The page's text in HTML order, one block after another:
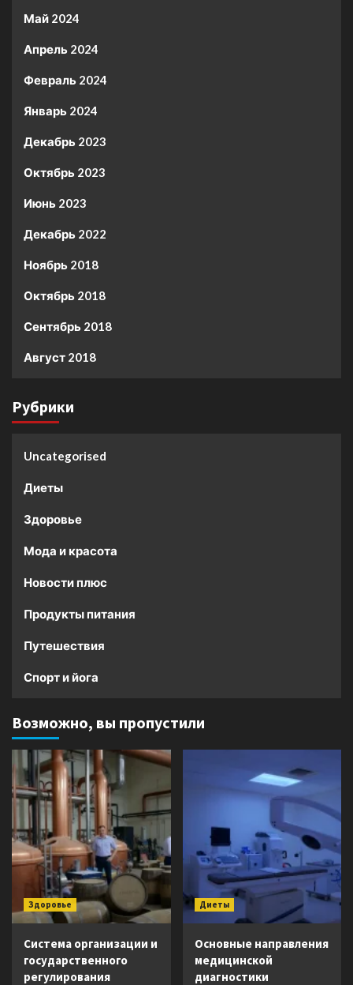
Май 2024
Апрель 2024
Февраль 2024
Январь 2024
Декабрь 2023
Октябрь 2023
Июнь 2023
Декабрь 2022
Ноябрь 2018
Октябрь 2018
Сентябрь 2018
Август 2018
Рубрики
Uncategorised
Диеты
Здоровье
Мода и красота
Новости плюс
Продукты питания
Путешествия
Спорт и йога
Возможно, вы пропустили
Здоровье
Система организации и
государственного
регулирования
Диеты
Основные направления
медицинской
диагностики